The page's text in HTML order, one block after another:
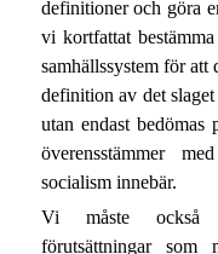
definitioner och göra
vi kortfattat
samhällssystem för
definition av det
utan endast bedömas
överensstämmer
socialism innebär.
Vi måste också
förutsättningar